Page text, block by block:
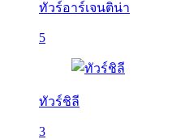
ทัวร์อาร์เจนติน่า
5
ทัวร์ชิลี
3